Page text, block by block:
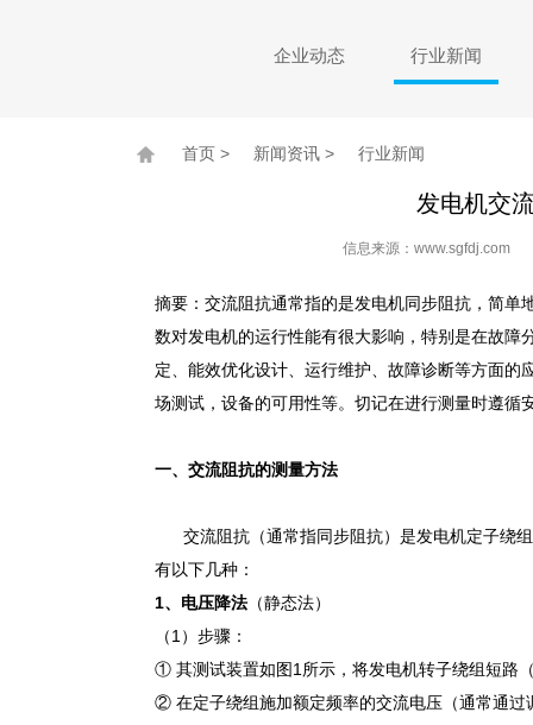
企业动态 行业新闻
首页 > 新闻资讯 > 行业新闻
发电机交
信息来源：
摘要：交流阻抗通常指的是发电机同步阻抗，简单
数对发电机的运行性能有很大影响，特别是在故障
定、能效优化设计、运行维护、故障诊断等方面
场测试，设备的可用性等。切记在进行测量时遵循
一、交流阻抗的测量方法
交流阻抗（通常指同步阻抗）是发电机定子绕
有以下几种：
1、 电压降法 （静态法）
（1）步骤：
① 其测试装置如图1所示，将发电机转子绕组短路
② 在定子绕组施加额定频率的交流电压（通常通过